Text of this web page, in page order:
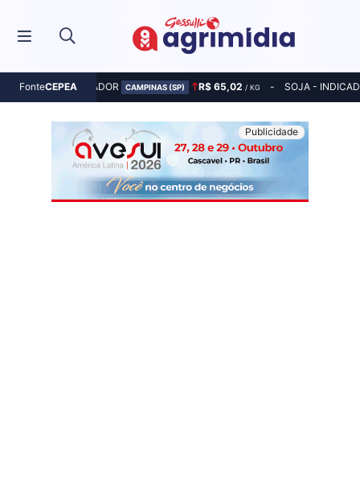
FonteCEPEA
MILHO - INDICADOR CAMPINAS (SP) R$ 65,02 / KG SOJA -